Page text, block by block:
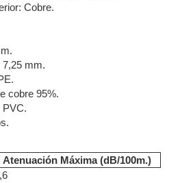
Cobre.
7,25 mm.
cobre 95%.
PVC.
Atenuación Máxima (dB/100m.)